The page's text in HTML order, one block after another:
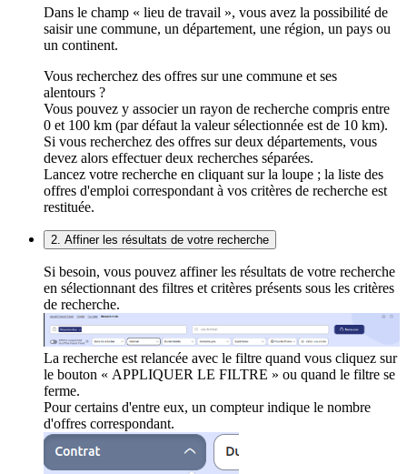
Dans le champ « lieu de travail », vous avez la possibilité de
saisir une commune, un département, une région, un pays ou
un continent.
Vous recherchez des offres sur une commune et ses
alentours ?
Vous pouvez y associer un rayon de recherche compris entre
0 et 100 km (par défaut la valeur sélectionnée est de 10 km).
Si vous recherchez des offres sur deux départements, vous
devez alors effectuer deux recherches séparées.
Lancez votre recherche en cliquant sur la loupe ; la liste des
offres d'emploi correspondant à vos critères de recherche est
restituée.
2. Affiner les résultats de votre recherche
Si besoin, vous pouvez affiner les résultats de votre recherche
en sélectionnant des filtres et critères présents sous les critères
de recherche.
La recherche est relancée avec le filtre quand vous cliquez sur
le bouton « APPLIQUER LE FILTRE » ou quand le filtre se
ferme.
Pour certains d'entre eux, un compteur indique le nombre
d'offres correspondant.